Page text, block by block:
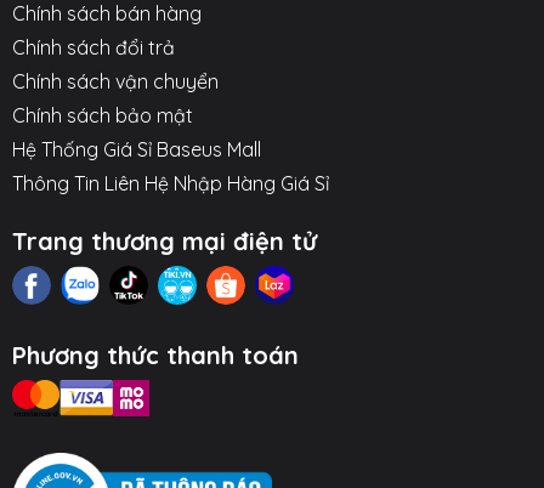
Chính sách bán hàng
Chính sách đổi trả
Chính sách vận chuyển
Chính sách bảo mật
Hệ Thống Giá Sỉ Baseus Mall
Thông Tin Liên Hệ Nhập Hàng Giá Sỉ
Trang thương mại điện tử
Phương thức thanh toán